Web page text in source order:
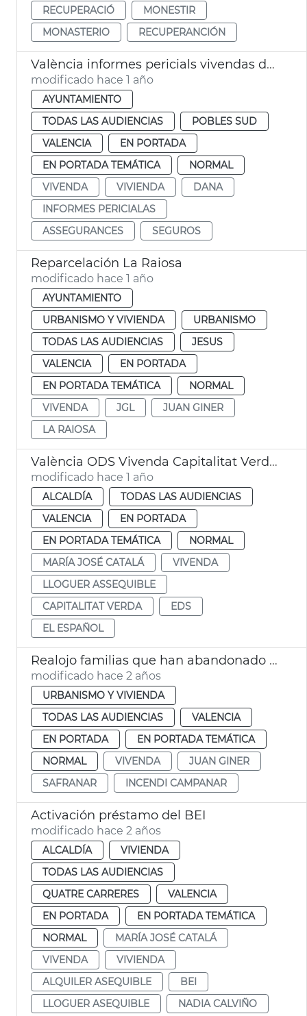
RECUPERACIÓ
MONESTIR
MONASTERIO
RECUPERANCIÓN
València informes pericials vivendas dana
modificado hace 1 año
AYUNTAMIENTO
TODAS LAS AUDIENCIAS
POBLES SUD
VALENCIA
EN PORTADA
EN PORTADA TEMÁTICA
NORMAL
VIVENDA
VIVIENDA
DANA
INFORMES PERICIALAS
ASSEGURANCES
SEGUROS
Reparcelación La Raiosa
modificado hace 1 año
AYUNTAMIENTO
URBANISMO Y VIVIENDA
URBANISMO
TODAS LAS AUDIENCIAS
JESUS
VALENCIA
EN PORTADA
EN PORTADA TEMÁTICA
NORMAL
VIVENDA
JGL
JUAN GINER
LA RAIOSA
València ODS Vivenda Capitalitat Verda Europea
modificado hace 1 año
ALCALDÍA
TODAS LAS AUDIENCIAS
VALENCIA
EN PORTADA
EN PORTADA TEMÁTICA
NORMAL
MARÍA JOSÉ CATALÁ
VIVENDA
LLOGUER ASSEQUIBLE
CAPITALITAT VERDA
EDS
EL ESPAÑOL
Realojo familias que han abandonado el edificio de Safranar
modificado hace 2 años
URBANISMO Y VIVIENDA
TODAS LAS AUDIENCIAS
VALENCIA
EN PORTADA
EN PORTADA TEMÁTICA
NORMAL
VIVENDA
JUAN GINER
SAFRANAR
INCENDI CAMPANAR
Activación préstamo del BEI
modificado hace 2 años
ALCALDÍA
VIVIENDA
TODAS LAS AUDIENCIAS
QUATRE CARRERES
VALENCIA
EN PORTADA
EN PORTADA TEMÁTICA
NORMAL
MARÍA JOSÉ CATALÁ
VIVENDA
VIVIENDA
ALQUILER ASEQUIBLE
BEI
LLOGUER ASEQUIBLE
NADIA CALVIÑO